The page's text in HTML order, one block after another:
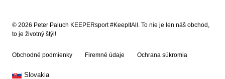
© 2026 Peter Paluch KEEPERsport #KeepItAll. To nie je len náš obchod,
to je životný štýl!
Obchodné podmienky Firemné údaje Ochrana súkromia
Slovakia